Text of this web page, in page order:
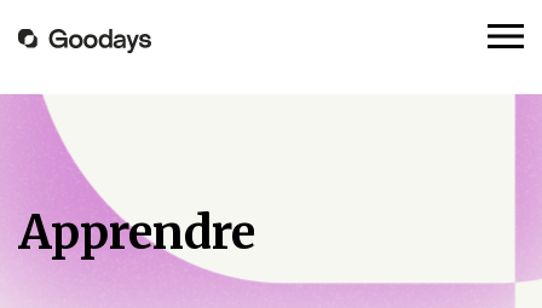
Apprendre